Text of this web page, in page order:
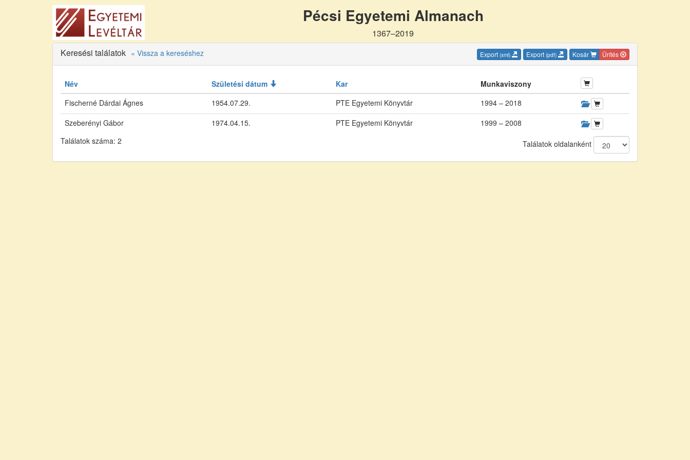
Pécsi Egyetemi Almanach
1367–2019
Keresési találatok « Vissza a kereséshez Export (xml) Export (pdf) Kosár Ürítés
Név Születési dátum Kar
Munkaviszony
Fischerné Dárdai Ágnes
1954.07.29. PTE Egyetemi Könyvtár
1994 – 2018
Szeberényi Gábor
1974.04.15. PTE Egyetemi Könyvtár
1999 – 2008
Találatok száma: 2
Találatok oldalanként